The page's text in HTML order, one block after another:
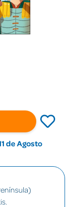
de Agosto